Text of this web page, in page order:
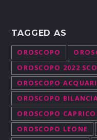
TAGGED AS
OROSCOPO
OROSCOPO 2022
OROSCOPO
OROSCOPO
OROSCOPO
OROSCOPO LEONE